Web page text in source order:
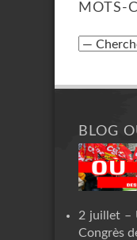
MOTS-
BLOG
2 juillet –
Congrès